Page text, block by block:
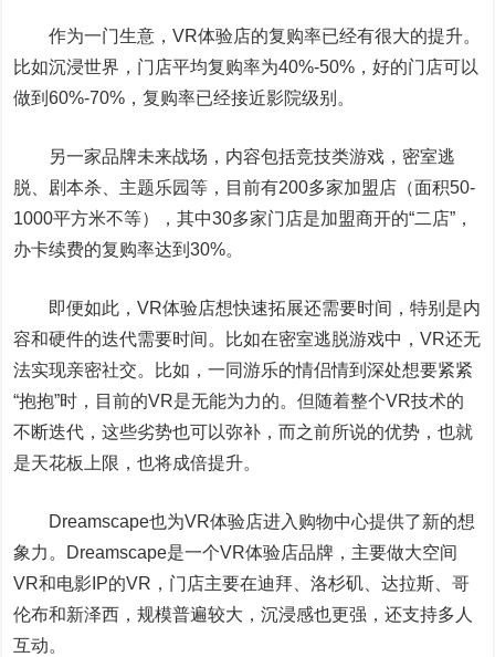
作为一门生意，VR体验店的复购率已经有很大的提升。
比如沉浸世界，门店平均复购率为40%-50%，好的门店可以
做到60%-70%，复购率已经接近影院级别。
另一家品牌未来战场，内容包括竞技类游戏，密室逃
脱、剧本杀、主题乐园等，目前有200多家加盟店（面积50-
1000平方米不等），其中30多家门店是加盟商开的“二店”，
办卡续费的复购率达到30%。
即便如此，VR体验店想快速拓展还需要时间，特别是内
容和硬件的迭代需要时间。比如在密室逃脱游戏中，VR还无
法实现亲密社交。比如，一同游乐的情侣情到深处想要紧紧
“抱抱”时，目前的VR是无能为力的。但随着整个VR技术的
不断迭代，这些劣势也可以弥补，而之前所说的优势，也就
是天花板上限，也将成倍提升。
Dreamscape也为VR体验店进入购物中心提供了新的想
象力。Dreamscape是一个VR体验店品牌，主要做大空间
VR和电影IP的VR，门店主要在迪拜、洛杉矶、达拉斯、哥
伦布和新泽西，规模普遍较大，沉浸感也更强，还支持多人
互动。